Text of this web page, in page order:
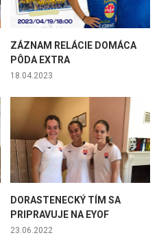
ZÁZNAM RELÁCIE DOMÁCA
PÔDA EXTRA
18.04.2023
DORASTENECKÝ TÍM SA
PRIPRAVUJE NA EYOF
23.06.2022